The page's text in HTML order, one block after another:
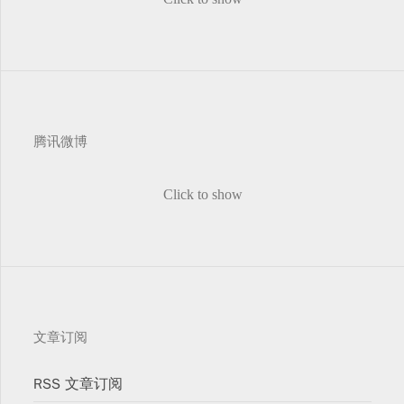
腾讯微博
Click to show
文章订阅
RSS 文章订阅